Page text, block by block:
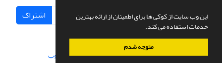
این وب سایت از کوکی ها برای اطمینان از ارائه بهترین
خدمات استفاده می کند.
متوجه شدم
اشتراک
سامانه مدیریت نشریات علمی.طراحی و پیاده سازی از سیناوب